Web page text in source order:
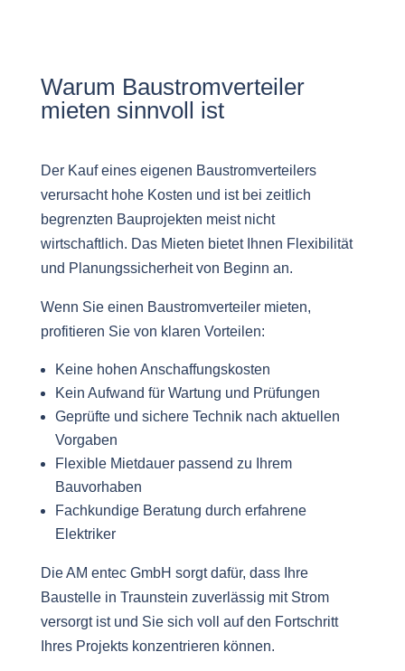
Warum Baustromverteiler
mieten sinnvoll ist
Der Kauf eines eigenen Baustromverteilers
verursacht hohe Kosten und ist bei zeitlich
begrenzten Bauprojekten meist nicht
wirtschaftlich. Das Mieten bietet Ihnen Flexibilität
und Planungssicherheit von Beginn an.
Wenn Sie einen Baustromverteiler mieten,
profitieren Sie von klaren Vorteilen:
Keine hohen Anschaffungskosten
Kein Aufwand für Wartung und Prüfungen
Geprüfte und sichere Technik nach aktuellen
Vorgaben
Flexible Mietdauer passend zu Ihrem
Bauvorhaben
Fachkundige Beratung durch erfahrene
Elektriker
Die AM entec GmbH sorgt dafür, dass Ihre
Baustelle in Traunstein zuverlässig mit Strom
versorgt ist und Sie sich voll auf den Fortschritt
Ihres Projekts konzentrieren können.